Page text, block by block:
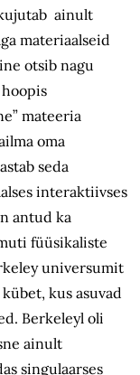
ainult
materiaalseid
otsib nagu
mateeria
oma
seda
interaktiivses
antud ka
füüsikaliste
universumit
kus asuvad
Berkeleyl oli
ainult
singulaarses